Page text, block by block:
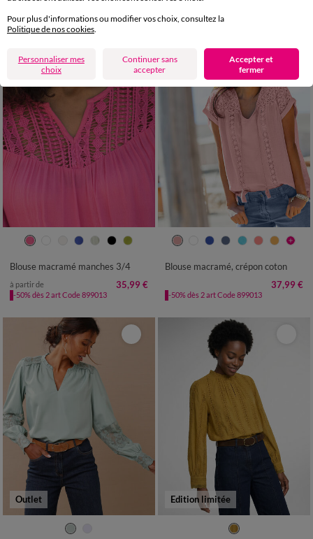
36 42 44 46
48
Blouse macramé manches 3/4
à partir de 35,99 €
-50% dès 2 art Code 899013
36 40 42 44 46
48
Blouse macramé, crépon coton
37,99 €
-50% dès 2 art Code 899013
Outlet
40 42
Edition limitée
42
Pour plus d'informations ou modifier vos choix, consultez la
Politique de nos cookies.
Personnaliser mes
choix
Continuer sans
accepter
Accepter et
fermer